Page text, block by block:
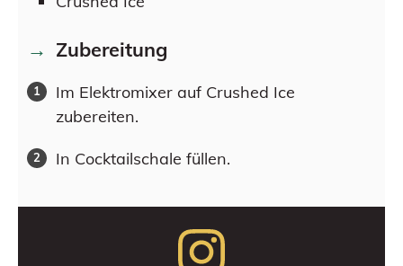
Zubereitung
Im Elektromixer auf Crushed Ice
zubereiten.
In Cocktailschale füllen.